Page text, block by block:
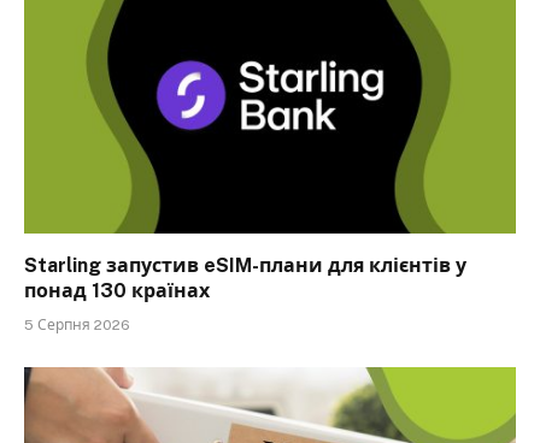
Starling запустив eSIM-плани для клієнтів у
понад 130 країнах
5 Серпня 2026